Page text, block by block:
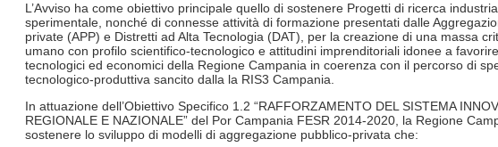
L’Avviso ha come obiettivo principale quello di sostenere Progetti di ricerca
sperimentale, nonché di connesse attività di formazione presentati dalle
private (APP) e Distretti ad Alta Tecnologia (DAT), per la creazione di una massa
umano con profilo scientifico-tecnologico e attitudini imprenditoriali idonee a
tecnologici ed economici della Regione Campania in coerenza con il percorso di
tecnologico-produttiva sancito dalla la RIS3 Campania.
In attuazione dell’Obiettivo Specifico 1.2 “RAFFORZAMENTO DEL SISTEMA
REGIONALE E NAZIONALE” del Por Campania FESR 2014-2020, la Regione
sostenere lo sviluppo di modelli di aggregazione pubblico-privata che: